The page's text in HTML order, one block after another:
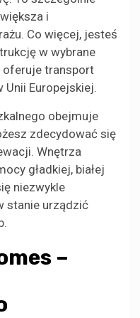
i
Co więcej, jesteś
w wybrane
oferuje transport
Europejskiej.
obejmuje
zdecydować się
Wnętrza
gładkiej, białej
niezwykle
stanie urządzić
–